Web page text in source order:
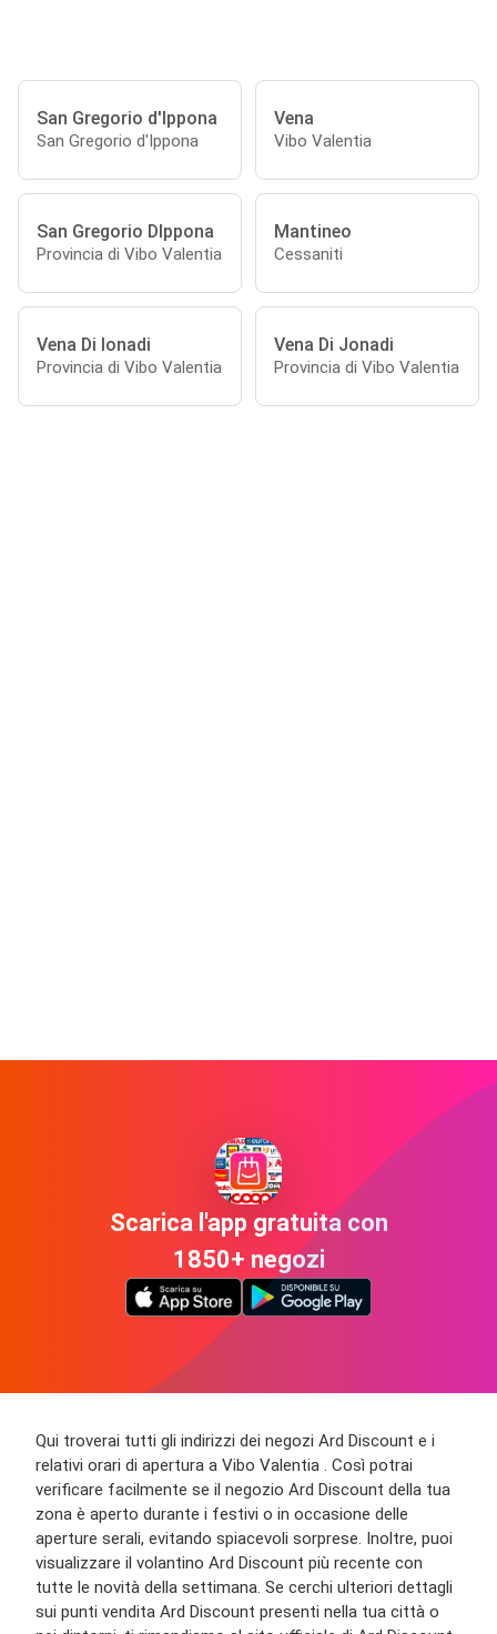
San Gregorio d'Ippona
San Gregorio d'Ippona
Vena
Vibo Valentia
San Gregorio DIppona
Provincia di Vibo Valentia
Mantineo
Cessaniti
Vena Di Ionadi
Provincia di Vibo Valentia
Vena Di Jonadi
Provincia di Vibo Valentia
Scarica l'app gratuita con
1850+ negozi
Qui troverai tutti gli indirizzi dei negozi Ard Discount e i
relativi orari di apertura a Vibo Valentia . Così potrai
verificare facilmente se il negozio Ard Discount della tua
zona è aperto durante i festivi o in occasione delle
aperture serali, evitando spiacevoli sorprese. Inoltre, puoi
visualizzare il volantino Ard Discount più recente con
tutte le novità della settimana. Se cerchi ulteriori dettagli
sui punti vendita Ard Discount presenti nella tua città o